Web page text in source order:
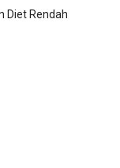
Diet Rendah